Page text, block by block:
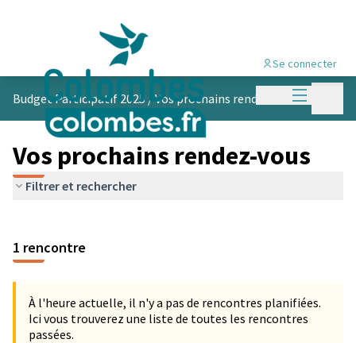
Menu
Se connecter
Budget Participatif 2025 /Vos prochains rendez-vous
Vos prochains rendez-vous
Filtrer et rechercher
+
−
1 rencontre
À l'heure actuelle, il n'y a pas de rencontres planifiées.
Ici vous trouverez une liste de toutes les rencontres
passées.